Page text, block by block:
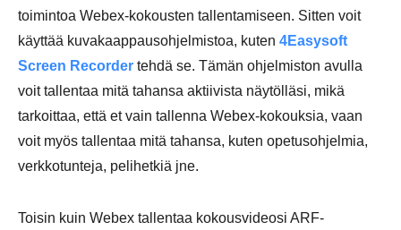
toimintoa Webex-kokousten tallentamiseen. Sitten voit
käyttää kuvakaappausohjelmistoa, kuten 4Easysoft
Screen Recorder tehdä se. Tämän ohjelmiston avulla
voit tallentaa mitä tahansa aktiivista näytölläsi, mikä
tarkoittaa, että et vain tallenna Webex-kokouksia, vaan
voit myös tallentaa mitä tahansa, kuten opetusohjelmia,
verkkotunteja, pelihetkiä jne.
Toisin kuin Webex tallentaa kokousvideosi ARF-